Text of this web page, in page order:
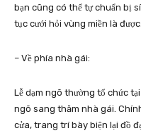
bạn cũng có thể tự chuẩn bị
tục cưới hỏi vùng miền là được.
– Về phía nhà gái:
Lễ dạm ngõ thường tổ chức
ngõ sang thăm nhà gái.
cửa, trang trí bày biện lại đồ